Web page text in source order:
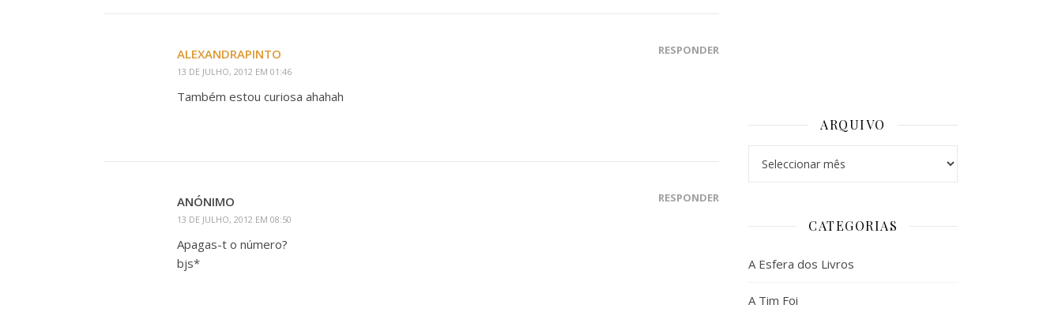
ALEXANDRAPINTO
13 DE JULHO, 2012 EM 01:46
RESPONDER
Também estou curiosa ahahah
ANÓNIMO
13 DE JULHO, 2012 EM 08:50
RESPONDER
Apagas-t o número?
bjs*
ARQUIVO
CATEGORIAS
A Esfera dos Livros
A Tim Foi